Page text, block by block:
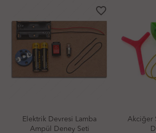
favorite_border
Elektrik Devresi Lamba
Ampül Deney Seti
Akciğer